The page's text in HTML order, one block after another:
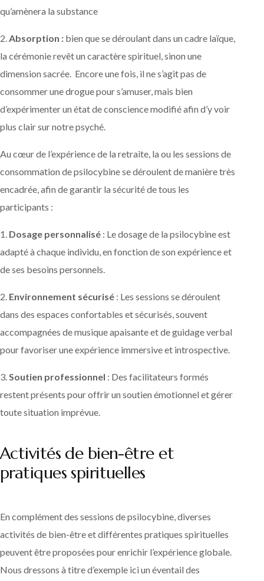
qu’amènera la substance
2.Absorption : bien que se déroulant dans un cadre laïque,
la cérémonie revêt un caractère spirituel, sinon une
dimension sacrée. Encore une fois, il ne s’agit pas de
consommer une drogue pour s’amuser, mais bien
d’expérimenter un état de conscience modifié afin d’y voir
plus clair sur notre psyché.
Au cœur de l’expérience de la retraite, la ou les sessions de
consommation de psilocybine se déroulent de manière très
encadrée, afin de garantir la sécurité de tous les
participants :
1. Dosage personnalisé : Le dosage de la psilocybine est
adapté à chaque individu, en fonction de son expérience et
de ses besoins personnels.
2. Environnement sécurisé : Les sessions se déroulent
dans des espaces confortables et sécurisés, souvent
accompagnées de musique apaisante et de guidage verbal
pour favoriser une expérience immersive et introspective.
3.Soutien professionnel : Des facilitateurs formés
restent présents pour offrir un soutien émotionnel et gérer
toute situation imprévue.
Activités de bien-être et
pratiques spirituelles
En complément des sessions de psilocybine, diverses
activités de bien-être et différentes pratiques spirituelles
peuvent être proposées pour enrichir l’expérience globale.
Nous dressons à titre d’exemple ici un éventail des